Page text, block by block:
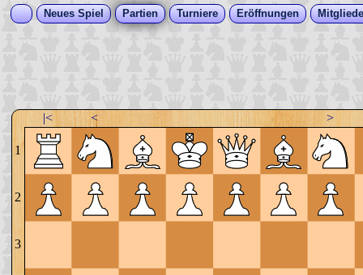
Neues Spiel Partien Turniere Eröffnungen
|< < >
1
2
3